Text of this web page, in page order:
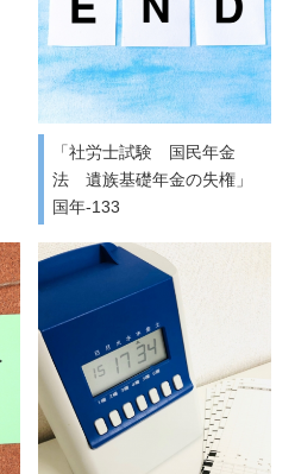
「社労士試験 国民年金
法 遺族基礎年金の失権」
国年-133